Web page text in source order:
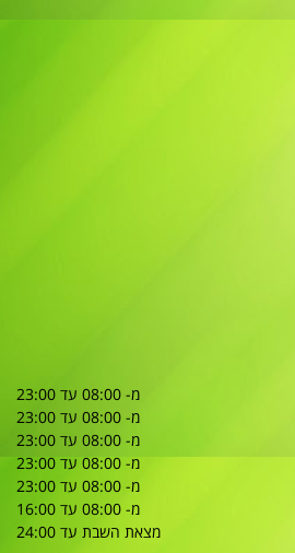
מ- 08:00 עד 23:00
מ- 08:00 עד 23:00
מ- 08:00 עד 23:00
מ- 08:00 עד 23:00
מ- 08:00 עד 23:00
מ- 08:00 עד 16:00
מצאת השבת עד 24:00